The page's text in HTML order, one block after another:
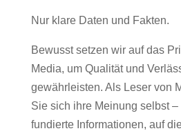
Nur klare Daten und Fakten.
Bewusst setzen wir auf das
Media, um Qualität und
gewährleisten. Als Leser von
Sie sich ihre Meinung selbst –
fundierte Informationen, auf